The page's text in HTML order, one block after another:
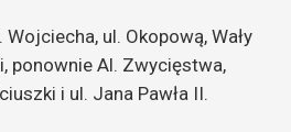
ul. Okopową, Wały
ponownie Al. Zwycięstwa,
i ul. Jana Pawła II.